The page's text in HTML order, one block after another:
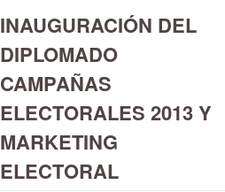
INAUGURACIÓN DEL
DIPLOMADO
CAMPAÑAS
ELECTORALES 2013 Y
MARKETING
ELECTORAL